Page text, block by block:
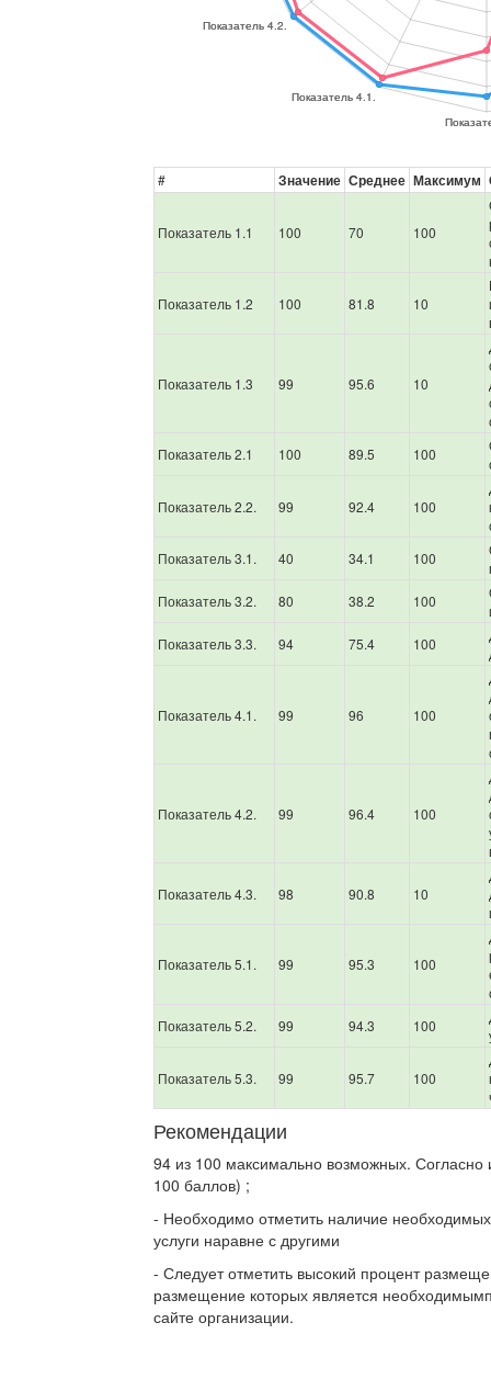
# Значение Среднее Максимум
Показатель 1.1 100 70 100
Показатель 1.2 100 81.8 10
Показатель 1.3 99 95.6 10
Показатель 2.1
100 89.5 100
Показатель 2.2. 99 92.4 100
Показатель 3.1.
40 34.1 100
Показатель 3.2.
80 38.2 100
Показатель 3.3.
94 75.4 100
Показатель 4.1. 99 96 100
Показатель 4.2. 99 96.4 100
Показатель 4.3. 98 90.8 10
Показатель 5.1. 99 95.3 100
Показатель 5.2.
99 94.3 100
Показатель 5.3. 99 95.7 100
Рекомендации
94 из 100 максимально возможных. Согласно
100 баллов) ;
- Необходимо отметить наличие
услуги наравне с другими
- Следует отметить высокий процент
размещение которых является
сайте организации.